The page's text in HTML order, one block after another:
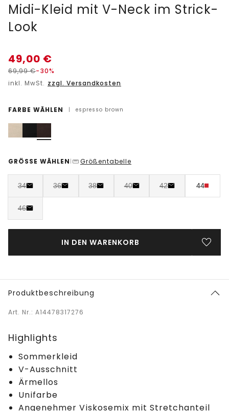
Midi-Kleid mit V-Neck im Strick-
Look
49,00 €
69,99€-30%
inkl. MwSt. zzgl. Versandkosten
FARBE WÄHLEN | espresso brown
GRÖSSE WÄHLEN | Größentabelle
34 36 38 40 42 44
46
IN DEN WARENKORB
Produktbeschreibung
Art. Nr.: A14478317276
Highlights
Sommerkleid
V-Ausschnitt
Ärmellos
Unifarbe
Angenehmer Viskosemix mit Stretchanteil